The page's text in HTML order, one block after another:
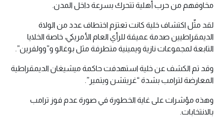
مخاوفهم من حرب أهلية تتحرك بسرعة داخل المدن.
لقد مثّل اكتشاف خلية كانت تعتزم اختطاف عدد من الولاة
الديمقراطيين صدمة عميقة للرأي العام الأمريكي، خاصة الخلايا
التابعة لمجموعات نازية ويمينية متطرفة مثل بوغالو و”وولفرين”.
وقد تم الكشف عن خلية استهدفت حاكمة ميشيغان الديمقراطية
المعارضة لترامب بشدة “غريتشن ويتمير”.
وهذه مؤشرات على غاية الخطورة في صورة عدم فوز ترامب
بالانتخابات.